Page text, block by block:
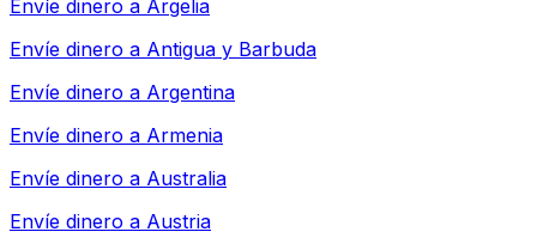
Envíe dinero a Argelia
Envíe dinero a Antigua y Barbuda
Envíe dinero a Argentina
Envíe dinero a Armenia
Envíe dinero a Australia
Envíe dinero a Austria